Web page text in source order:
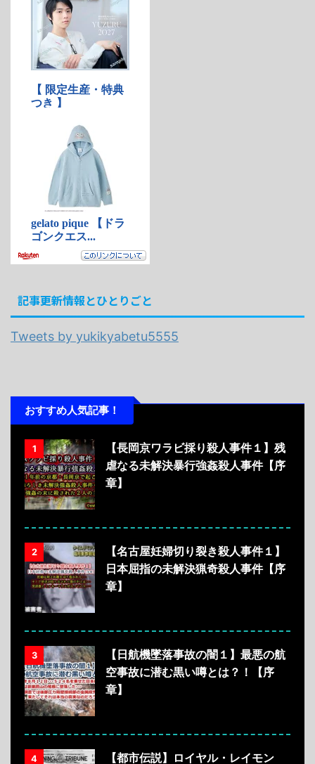
記事更新情報とひとりごと
Tweets by yukikyabetu5555
おすすめ人気記事！
1
【長岡京ワラビ採り殺人事件１】残
虐なる未解決暴行強姦殺人事件【序
章】
2
【名古屋妊婦切り裂き殺人事件１】
日本屈指の未解決猟奇殺人事件【序
章】
3
【日航機墜落事故の闇１】最悪の航
空事故に潜む黒い噂とは？！【序
章】
4 【都市伝説】ロイヤル・レイモン